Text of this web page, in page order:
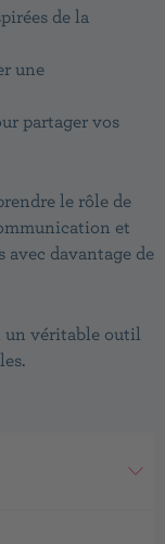
de la
une
partager vos
le rôle de
et
avec davantage de
un véritable outil